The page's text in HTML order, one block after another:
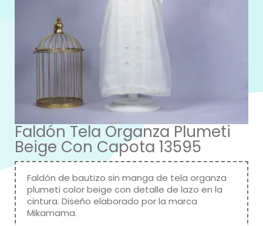
Faldón Tela Organza Plumeti
Beige Con Capota 13595
Faldón de bautizo sin manga de tela organza
plumeti color beige con detalle de lazo en la
cintura. Diseño elaborado por la marca
Mikamama.